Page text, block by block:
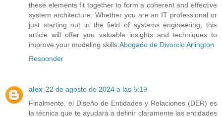
these elements fit together to form a coherent and effective
system architecture. Whether you are an IT professional or
just starting out in the field of systems engineering, this
article will offer you valuable insights and techniques to
improve your modeling skills. Abogado de Divorcio Arlington
Responder
alex 22 de agosto de 2024 a las 5:19
Finalmente, el Diseño de Entidades y Relaciones (DER) es
la técnica que te ayudará a definir claramente las entidades